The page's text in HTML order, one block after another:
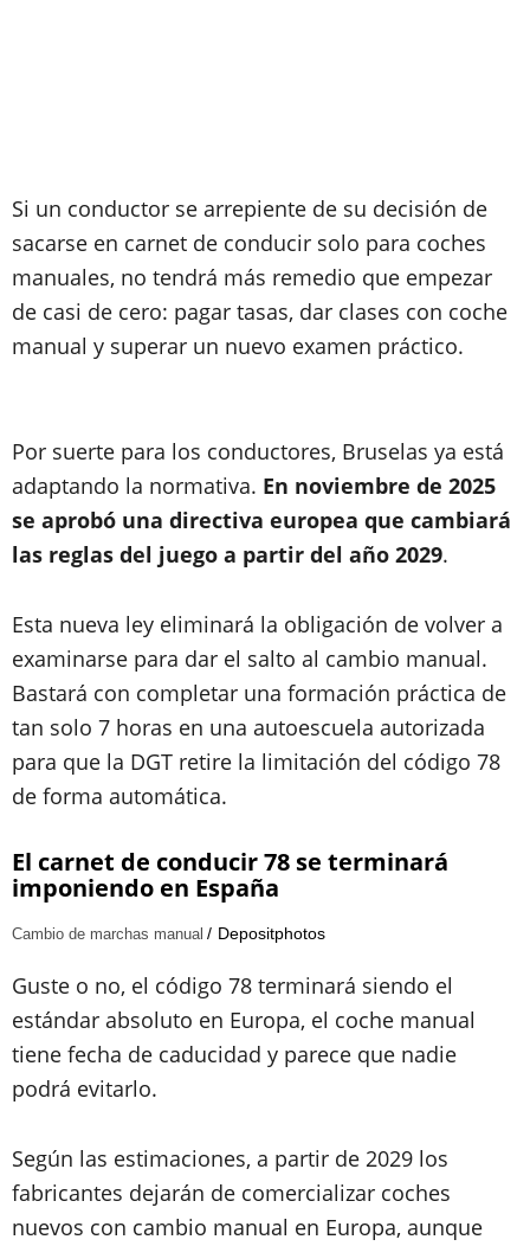
Si un conductor se arrepiente de su decisión de
sacarse en carnet de conducir solo para coches
manuales, no tendrá más remedio que empezar
de casi de cero: pagar tasas, dar clases con coche
manual y superar un nuevo examen práctico.
Por suerte para los conductores, Bruselas ya está
adaptando la normativa. En noviembre de 2025
se aprobó una directiva europea que cambiará
las reglas del juego a partir del año 2029.
Esta nueva ley eliminará la obligación de volver a
examinarse para dar el salto al cambio manual.
Bastará con completar una formación práctica de
tan solo 7 horas en una autoescuela autorizada
para que la DGT retire la limitación del código 78
de forma automática.
El carnet de conducir 78 se terminará
imponiendo en España
Cambio de marchas manual Depositphotos
Guste o no, el código 78 terminará siendo el
estándar absoluto en Europa, el coche manual
tiene fecha de caducidad y parece que nadie
podrá evitarlo.
Según las estimaciones, a partir de 2029 los
fabricantes dejarán de comercializar coches
nuevos con cambio manual en Europa, aunque